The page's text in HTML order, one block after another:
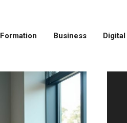
Formation Business Digital